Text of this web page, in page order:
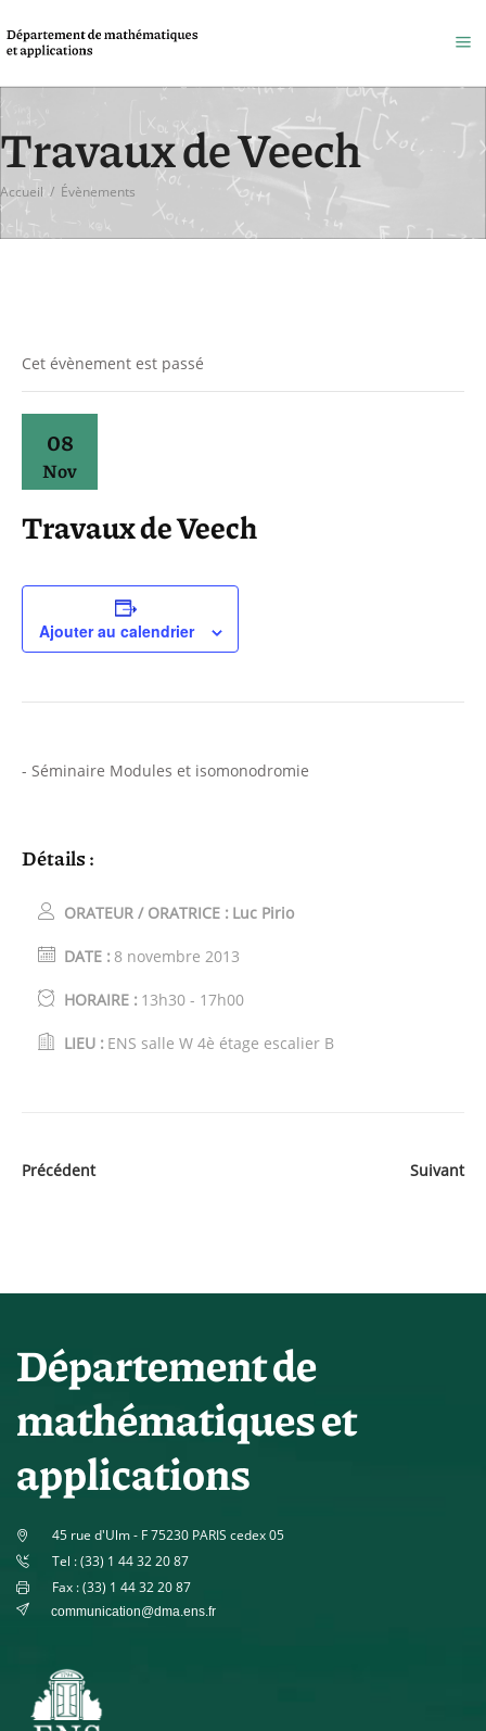
Travaux de Veech
Accueil / Évènements
Cet évènement est passé
08
Nov
Travaux de Veech
Ajouter au calendrier
- Séminaire Modules et isomonodromie
Détails :
ORATEUR / ORATRICE : Luc Pirio
DATE : 8 novembre 2013
HORAIRE : 13h30 - 17h00
LIEU : ENS salle W 4è étage escalier B
Précédent Suivant
Département de
mathématiques et
applications
45 rue d'Ulm - F 75230 PARIS cedex 05
Tel : (33) 1 44 32 20 87
Fax : (33) 1 44 32 20 87
communication@dma.ens.fr